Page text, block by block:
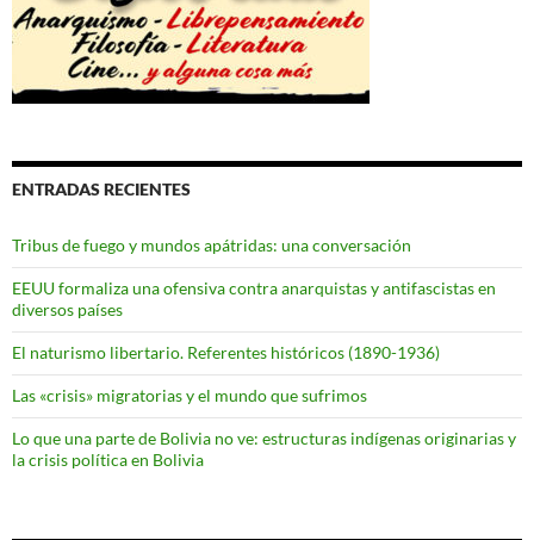
ENTRADAS RECIENTES
Tribus de fuego y mundos apátridas: una conversación
EEUU formaliza una ofensiva contra anarquistas y antifascistas en
diversos países
El naturismo libertario. Referentes históricos (1890-1936)
Las «crisis» migratorias y el mundo que sufrimos
Lo que una parte de Bolivia no ve: estructuras indígenas originarias y
la crisis política en Bolivia